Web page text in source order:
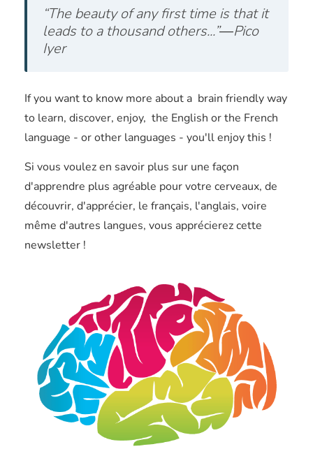
“The beauty of any first time is that it
leads to a thousand others...”―Pico
Iyer
If you want to know more about a brain friendly way
to learn, discover, enjoy, the English or the French
language - or other languages - you'll enjoy this !
Si vous voulez en savoir plus sur une façon
d'apprendre plus agréable pour votre cerveaux, de
découvrir, d'apprécier, le français, l'anglais, voire
même d'autres langues, vous apprécierez cette
newsletter !